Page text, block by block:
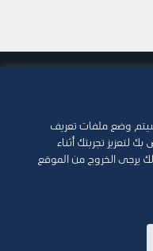
registered
وضع ملفات تعريف
لتعزيز تجربتك أثناء
يرجى الخروج من الموقع